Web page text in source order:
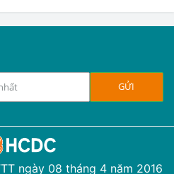
ngày 08 tháng 4 năm 2016